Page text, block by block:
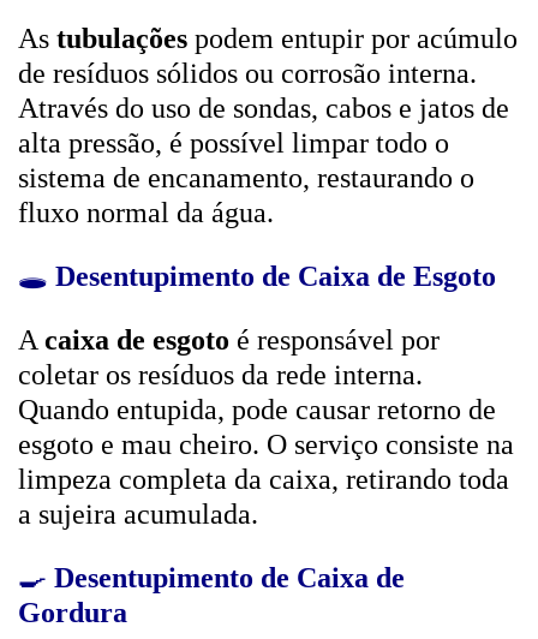
As tubulações podem entupir por acúmulo
de resíduos sólidos ou corrosão interna.
Através do uso de sondas, cabos e jatos de
alta pressão, é possível limpar todo o
sistema de encanamento, restaurando o
fluxo normal da água.
🕳️ Desentupimento de Caixa de Esgoto
A caixa de esgoto é responsável por
coletar os resíduos da rede interna.
Quando entupida, pode causar retorno de
esgoto e mau cheiro. O serviço consiste na
limpeza completa da caixa, retirando toda
a sujeira acumulada.
🍳 Desentupimento de Caixa de
Gordura